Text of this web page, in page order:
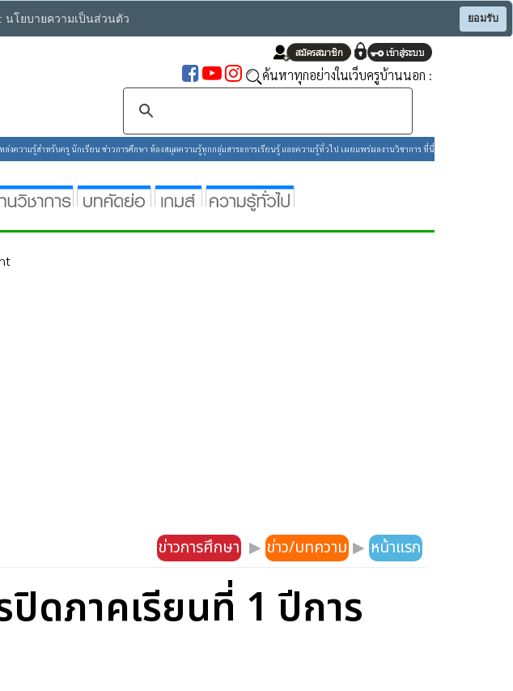
นโยบายความเป็นส่วนตัว ยอมรับ
ค้นหาทุกอย่างในเว็บครูบ้านนอก :
งความรู้สำหรับครู นักเรียน ข่าวการศึกษา ห้องสมุดความรู้ทุกกลุ่มสาระการเรียนรู้ และความรู้ทั่วไป เผยแพร่ผลงานวิชาการ ที่นี่
ข่าวการศึกษา ▶ ข่าว/บทความ ▶ หน้าแรก
ดภาคเรียนที่ 1 ปีการ